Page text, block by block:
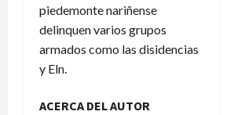
piedemonte nariñense
delinquen varios grupos
armados como las disidencias
y Eln.
ACERCA DEL AUTOR